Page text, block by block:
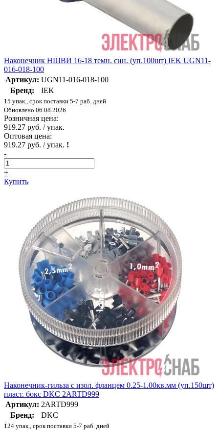
Наконечник НШВИ 16-18 темн. син. (уп.100шт) IEK UGN11-
016-018-100
Артикул: UGN11-016-018-100
Бренд:
IEK
15 упак., срок поставки 5-7 раб. дней
Обновлено 06.08.2026
Розничная цена:
919.27 руб. / упак.
Оптовая цена:
919.27 руб. / упак. !
-
+
Купить
Наконечник-гильза с изол. фланцем 0.25-1.00кв.мм (уп.150шт)
пласт. бокс DKC 2ARTD999
Артикул: 2ARTD999
Бренд:
DKC
124 упак., срок поставки 5-7 раб. дней